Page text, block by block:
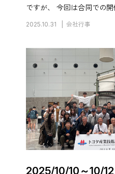
ですが、 今回は合同での開
肉
若手営業マンも嬉しそ
場で、普段なかなか話 […]
2025.10.31 会社行事
2025/10/10～10/